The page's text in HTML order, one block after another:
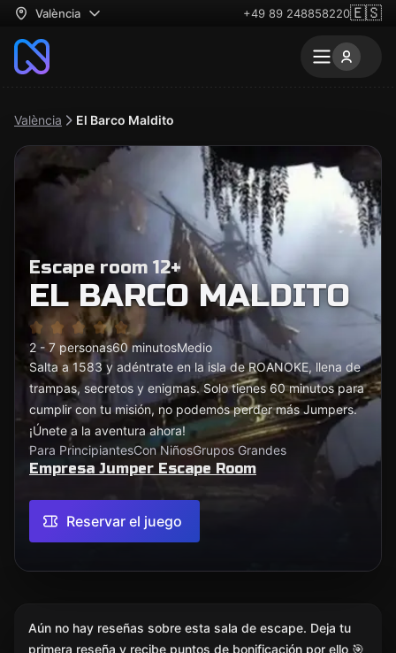
València +49 89 248858220🇪🇸
València El Barco Maldito
Escape room 12+
EL BARCO MALDITO
2 - 7 personas60 minutosMedio
Salta a 1583 y adéntrate en la isla de ROANOKE, llena de
trampas, secretos y enigmas. Solo tienes 60 minutos para
cumplir con tu misión, no podemos perder más Jumpers.
¡Únete a la aventura ahora!
Para PrincipiantesCon NiñosGrupos Grandes
Empresa Jumper Escape Room
Reservar el juego
Aún no hay reseñas sobre esta sala de escape. Deja tu
primera reseña y recibe puntos de bonificación por ello 🎯